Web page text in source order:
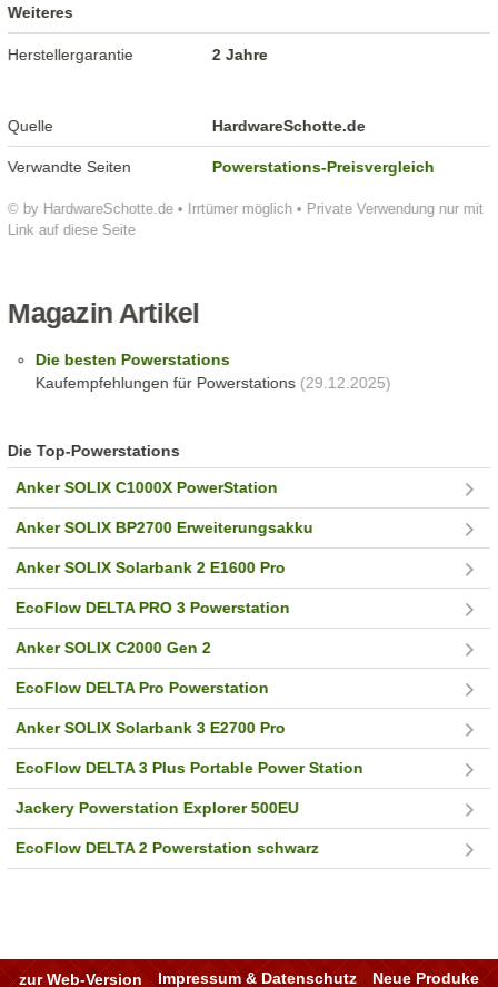
© by HardwareSchotte.de • Irrtümer möglich • Private Verwendung nur mit
Link auf diese Seite
Weiteres
Herstellergarantie 2 Jahre
Quelle HardwareSchotte.de
Verwandte Seiten Powerstations-Preisvergleich
Magazin Artikel
Die besten Powerstations
Kaufempfehlungen für Powerstations(29.12.2025)
Die Top-Powerstations
Anker SOLIX C1000X PowerStation
Anker SOLIX BP2700 Erweiterungsakku
Anker SOLIX Solarbank 2 E1600 Pro
EcoFlow DELTA PRO 3 Powerstation
Anker SOLIX C2000 Gen 2
EcoFlow DELTA Pro Powerstation
Anker SOLIX Solarbank 3 E2700 Pro
EcoFlow DELTA 3 Plus Portable Power Station
Jackery Powerstation Explorer 500EU
EcoFlow DELTA 2 Powerstation schwarz
zur Web-Version Impressum & Datenschutz Neue Produke